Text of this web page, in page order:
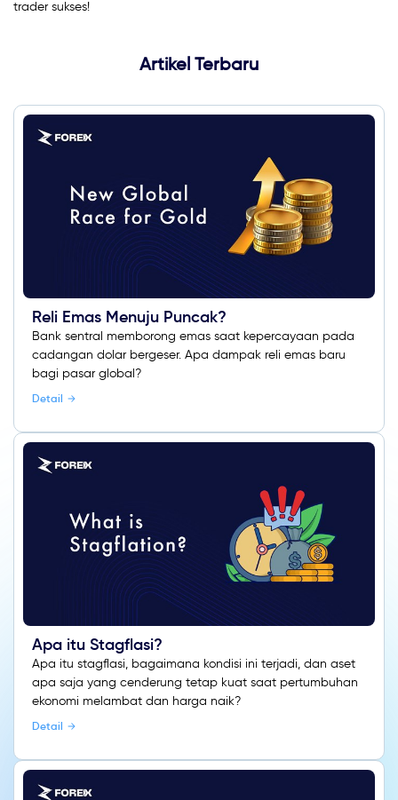
trader sukses!
Artikel Terbaru
Reli Emas Menuju Puncak?
Bank sentral memborong emas saat kepercayaan pada
cadangan dolar bergeser. Apa dampak reli emas baru
bagi pasar global?
Detail
Apa itu Stagflasi?
Apa itu stagflasi, bagaimana kondisi ini terjadi, dan aset
apa saja yang cenderung tetap kuat saat pertumbuhan
ekonomi melambat dan harga naik?
Detail